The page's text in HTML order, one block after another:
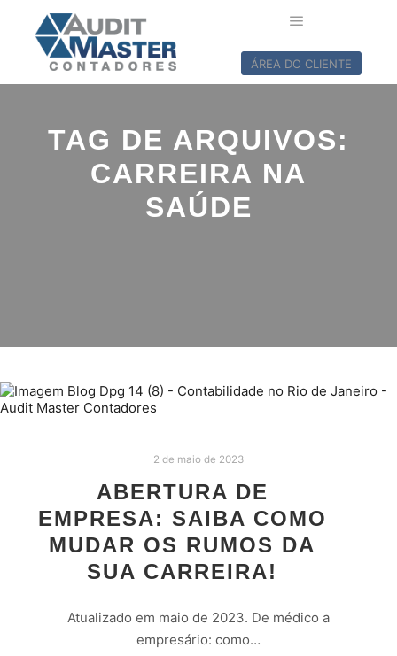
ÁREA DO CLIENTE
TAG DE ARQUIVOS:
CARREIRA NA
SAÚDE
2 de maio de 2023
ABERTURA DE
EMPRESA: SAIBA COMO
MUDAR OS RUMOS DA
SUA CARREIRA!
Atualizado em maio de 2023. De médico a
empresário: como…